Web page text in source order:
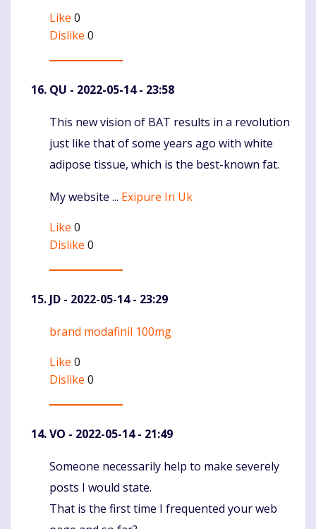
Like 0
Dislike 0
QU - 2022-05-14 - 23:58
Komentaras
This new vision of BAT results in a revolution
just like that of some years ago with white
adipose tissue, which is the best-known fat.
My website ... Exipure In Uk
Like 0
Dislike 0
JD - 2022-05-14 - 23:29
Komentaras
brand modafinil 100mg
Like 0
Dislike 0
VO - 2022-05-14 - 21:49
Komentaras
Someone necessarily help to make severely
posts I would state.
That is the first time I frequented your web